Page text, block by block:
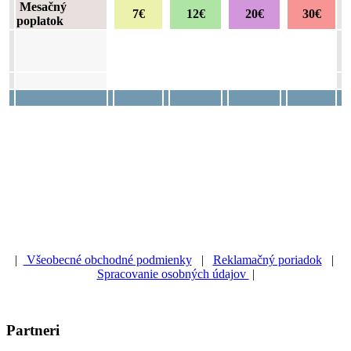
Mesačný
poplatok
7€ 12€ 20€ 30€
| Všeobecné obchodné podmienky| Reklamačný poriadok|
Spracovanie osobných údajov |
Partneri